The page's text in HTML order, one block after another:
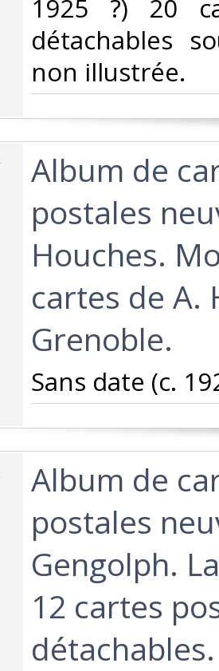
1925 ?) 20
détachables
non illustrée. ‎
‎Album de
postales
Houches.
cartes de A.
Grenoble. ‎
‎Sans date (c.
‎Album de
postales
Gengolph.
12 cartes